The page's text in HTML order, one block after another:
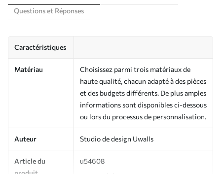
Questions et Réponses
Caractéristiques
Matériau
Choisissez parmi trois matériaux de
haute qualité, chacun adapté à des pièces
et des budgets différents. De plus amples
informations sont disponibles ci-dessous
ou lors du processus de personnalisation.
Auteur Studio de design Uwalls
Article du
u54608